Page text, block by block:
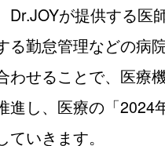
Dr.JOYが提供する医
る勤怠管理などの病
わせることで、医療
進し、医療の「2024
いきます。